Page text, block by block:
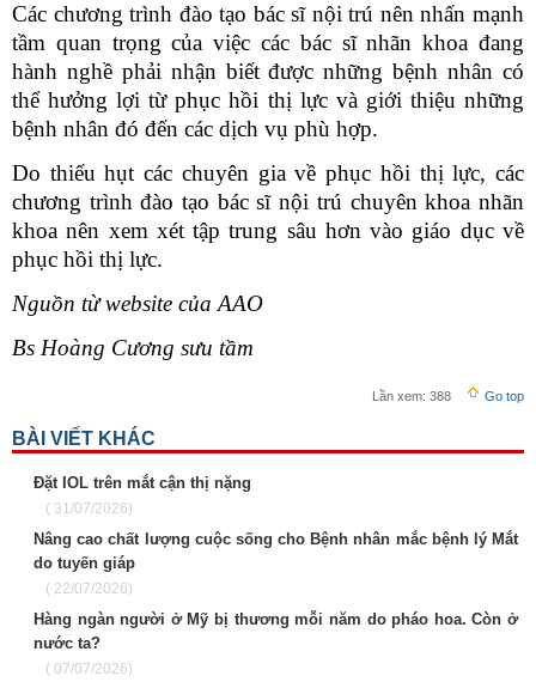
Các chương trình đào tạo bác sĩ nội trú nên nhấn mạnh
tầm quan trọng của việc các bác sĩ nhãn khoa đang
hành nghề phải nhận biết được những bệnh nhân có
thể hưởng lợi từ phục hồi thị lực và giới thiệu những
bệnh nhân đó đến các dịch vụ phù hợp.
Do thiếu hụt các chuyên gia về phục hồi thị lực, các
chương trình đào tạo bác sĩ nội trú chuyên khoa nhãn
khoa nên xem xét tập trung sâu hơn vào giáo dục về
phục hồi thị lực.
Nguồn từ website của AAO
Bs Hoàng Cương sưu tầm
Lần xem: 388 Go top
BÀI VIẾT KHÁC
Đặt IOL trên mắt cận thị nặng
( 31/07/2026)
Nâng cao chất lượng cuộc sống cho Bệnh nhân mắc bệnh lý Mắt
do tuyến giáp
( 22/07/2026)
Hàng ngàn người ở Mỹ bị thương mỗi năm do pháo hoa. Còn ở
nước ta?
( 07/07/2026)